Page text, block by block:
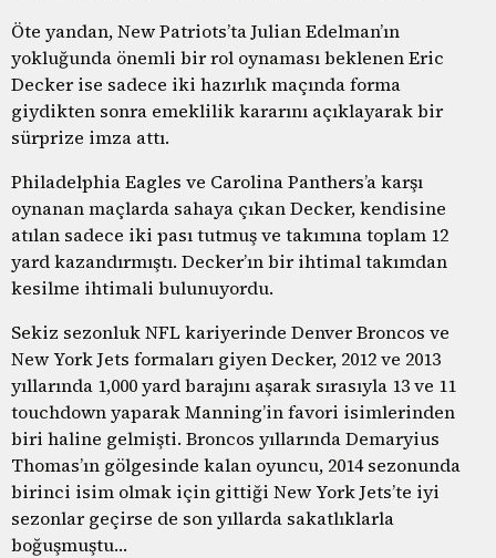
Öte yandan, New Patriots’ta Julian Edelman’ın
yokluğunda önemli bir rol oynaması beklenen Eric
Decker ise sadece iki hazırlık maçında forma
giydikten sonra emeklilik kararını açıklayarak bir
sürprize imza attı.
Philadelphia Eagles ve Carolina Panthers’a karşı
oynanan maçlarda sahaya çıkan Decker, kendisine
atılan sadece iki pası tutmuş ve takımına toplam 12
yard kazandırmıştı. Decker’ın bir ihtimal takımdan
kesilme ihtimali bulunuyordu.
Sekiz sezonluk NFL kariyerinde Denver Broncos ve
New York Jets formaları giyen Decker, 2012 ve 2013
yıllarında 1,000 yard barajını aşarak sırasıyla 13 ve 11
touchdown yaparak Manning’in favori isimlerinden
biri haline gelmişti. Broncos yıllarında Demaryius
Thomas’ın gölgesinde kalan oyuncu, 2014 sezonunda
birinci isim olmak için gittiği New York Jets’te iyi
sezonlar geçirse de son yıllarda sakatlıklarla
boğuşmuştu…